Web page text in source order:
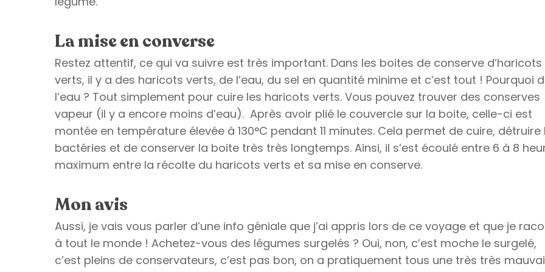
La mise en converse
Restez attentif, ce qui va suivre est très important. Dans les boites de conserve d’haricots
verts, il y a des haricots verts, de l’eau, du sel en quantité minime et c’est tout ! Pourquoi
l’eau ? Tout simplement pour cuire les haricots verts. Vous pouvez trouver des conserves
vapeur (il y a encore moins d’eau). Après avoir plié le couvercle sur la boite, celle-ci est
montée en température élevée à 130°C pendant 11 minutes. Cela permet de cuire, détruire
bactéries et de conserver la boite très très longtemps. Ainsi, il s’est écoulé entre 6 à 8
maximum entre la récolte du haricots verts et sa mise en conserve.
Mon avis
Aussi, je vais vous parler d’une info géniale que j’ai appris lors de ce voyage et que je
à tout le monde ! Achetez-vous des légumes surgelés ? Oui, non, c’est moche le surgelé,
c’est pleins de conservateurs, c’est pas bon, on a pratiquement tous une très très